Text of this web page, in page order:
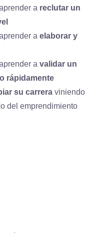
a reclutar un
a elaborar y
a validar un
rápidamente
su carrera viniendo
del emprendimiento